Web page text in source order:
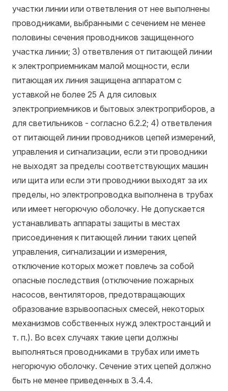
участки линии или ответвления от нее выполнены
проводниками, выбранными с сечением не менее
половины сечения проводников защищенного
участка линии; 3) ответвления от питающей линии
к электроприемникам малой мощности, если
питающая их линия защищена аппаратом с
уставкой не более 25 А для силовых
электроприемников и бытовых электроприборов, а
для светильников - согласно 6.2.2; 4) ответвления
от питающей линии проводников цепей измерений,
управления и сигнализации, если эти проводники
не выходят за пределы соответствующих машин
или щита или если эти проводники выходят за их
пределы, но электропроводка выполнена в трубах
или имеет негорючую оболочку. Не допускается
устанавливать аппараты защиты в местах
присоединения к питающей линии таких цепей
управления, сигнализации и измерения,
отключение которых может повлечь за собой
опасные последствия (отключение пожарных
насосов, вентиляторов, предотвращающих
образование взрывоопасных смесей, некоторых
механизмов собственных нужд электростанций и
т. п.). Во всех случаях такие цепи должны
выполняться проводниками в трубах или иметь
негорючую оболочку. Сечение этих цепей должно
быть не менее приведенных в 3.4.4.